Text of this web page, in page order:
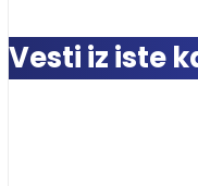
Vesti iz iste